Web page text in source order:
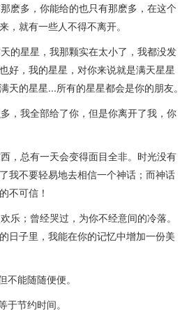
麽多，你能给的也只有那麽多，在这个
，就有一些人不得不离开。
的星星，我那颗实在太小了，我都没发
好，我的星星，对你来说就是满天星星
天的星星...所有的星星都会是你的朋友。
，我全部给了你，但是你离开了我，你
，总有一天会变得面目全非。时光没有
我不要轻易地去相信一个神话；而神话
不可信！
乐；曾经哭过，为你不经意间的冷落。
日子里，我能在你的记忆中增加一份美
能随随便便。
节约时间。